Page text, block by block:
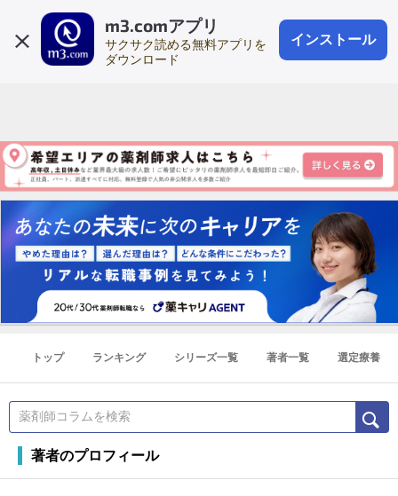
m3.comアプリ
サクサク読める無料アプリを
ダウンロード
インストール
会員登録
登録1分
トップ ランキング シリーズ一覧 著者一覧 選定療養
著者のプロフィール